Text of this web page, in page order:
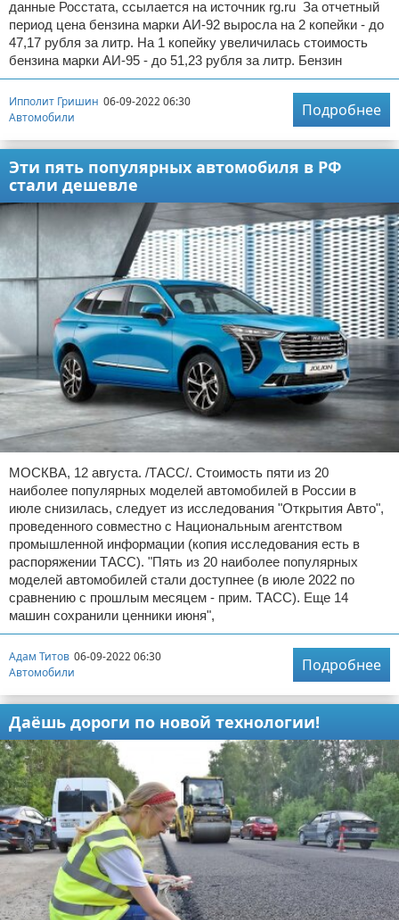
данные Росстата, ссылается на источник rg.ru За отчетный
период цена бензина марки АИ-92 выросла на 2 копейки - до
47,17 рубля за литр. На 1 копейку увеличилась стоимость
бензина марки АИ-95 - до 51,23 рубля за литр. Бензин
Ипполит Гришин 06-09-2022 06:30
Автомобили
Подробнее
Эти пять популярных автомобиля в РФ
стали дешевле
МОСКВА, 12 августа. /ТАСС/. Стоимость пяти из 20
наиболее популярных моделей автомобилей в России в
июле снизилась, следует из исследования "Открытия Авто",
проведенного совместно с Национальным агентством
промышленной информации (копия исследования есть в
распоряжении ТАСС). "Пять из 20 наиболее популярных
моделей автомобилей стали доступнее (в июле 2022 по
сравнению с прошлым месяцем - прим. ТАСС). Еще 14
машин сохранили ценники июня",
Адам Титов 06-09-2022 06:30
Автомобили
Подробнее
Даёшь дороги по новой технологии!